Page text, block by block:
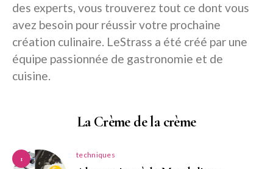
des experts, vous trouverez tout ce dont vous
avez besoin pour réussir votre prochaine
création culinaire. LeStrass a été créé par une
équipe passionnée de gastronomie et de
cuisine.
La Crème de la crème
1 techniques